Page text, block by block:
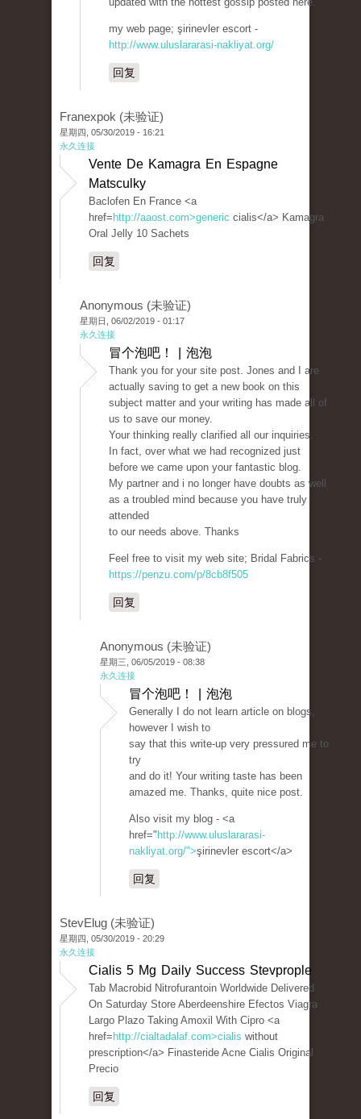
my web page; şirinevler escort -
http://www.uluslararasi-nakliyat.org/
回复
Franexpok (未验证)
星期四, 05/30/2019 - 16:21
永久连接
Vente De Kamagra En Espagne
Matsculky
Baclofen En France <a
href= http://aaost.com>generic cialis</a> Kamagra
Oral Jelly 10 Sachets
回复
Anonymous (未验证)
星期日, 06/02/2019 - 01:17
永久连接
冒个泡吧！ | 泡泡
Thank you for your site post. Jones and I are
actually saving to get a new book on this
subject matter and your writing has made all of
us to save our money.
Your thinking really clarified all our inquiries.
In fact, over what we had recognized just
before we came upon your fantastic blog.
My partner and i no longer have doubts as well
as a troubled mind because you have truly
attended
to our needs above. Thanks
Feel free to visit my web site; Bridal Fabrics -
https://penzu.com/p/8cb8f505
回复
Anonymous (未验证)
星期三, 06/05/2019 - 08:38
永久连接
冒个泡吧！ | 泡泡
Generally I do not learn article on blogs,
however I wish to
say that this write-up very pressured me to
try
and do it! Your writing taste has been
amazed me. Thanks, quite nice post.
Also visit my blog - <a
href=" http://www.uluslararasi-
nakliyat.org/">şirinevler escort</a>
回复
StevElug (未验证)
星期四, 05/30/2019 - 20:29
永久连接
Cialis 5 Mg Daily Success Stevprople
Tab Macrobid Nitrofurantoin Worldwide Delivered
On Saturday Store Aberdeenshire Efectos Viagra
Largo Plazo Taking Amoxil With Cipro <a
href= http://cialtadalaf.com>cialis without
prescription</a> Finasteride Acne Cialis Original
Precio
回复